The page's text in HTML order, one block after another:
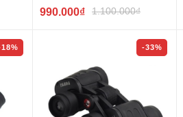
990.000₫ 1.100.000₫
-33%